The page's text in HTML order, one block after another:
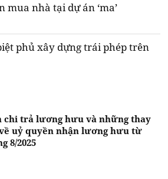
nhà tại dự án ‘ma’
phủ xây dựng trái phép trên
chi trả lương hưu và những thay
uỷ quyền nhận lương hưu từ
8/2025